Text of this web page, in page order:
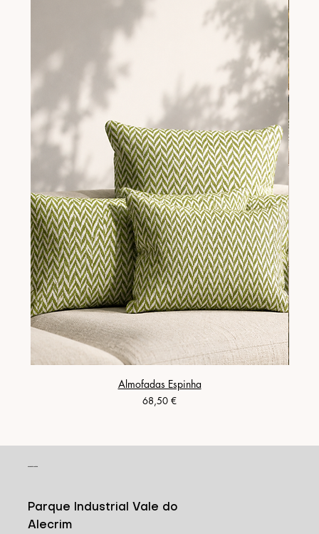
Almofadas Espinha
Preço
68,50 €
CONTACTO
Parque Industrial Vale do
Alecrim